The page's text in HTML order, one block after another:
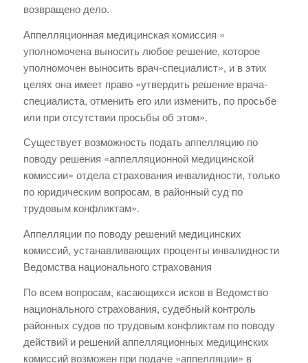
возвращено дело.
Аппелляционная медицинская комиссия »
уполномочена выносить любое решение, которое
уполномочен выносить врач-специалист», и в этих
целях она имеет право «утвердить решение врача-
специалиста, отменить его или изменить, по просьбе
или при отсутствии просьбы об этом».
Существует возможность подать аппелляцию по
поводу решения «аппелляционной медицинской
комиссии» отдела страхования инвалидности, только
по юридическим вопросам, в районный суд по
трудовым конфликтам».
Аппелляции по поводу решений медицинских
комиссий, устанавливающих проценты инвалидности
Ведомства национального страхования
По всем вопросам, касающихся исков в Ведомство
национального страхования, судебный контроль
районных судов по трудовым конфликтам по поводу
действий и решений аппелляционных медицинских
комиссий возможен при подаче «аппелляции» в